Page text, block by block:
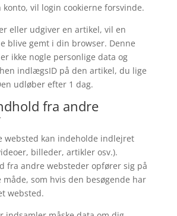
vil login cookierne forsvinde.
eller udgiver en artikel, vil en
blive gemt i din browser. Denne
ikke nogle personlige data og
indlægsID på den artikel, du lige
udløber efter 1 dag.
fra andre
websted kan indeholde indlejret
billeder, artikler osv.).
fra andre websteder opfører sig på
måde, som hvis den besøgende har
websted.